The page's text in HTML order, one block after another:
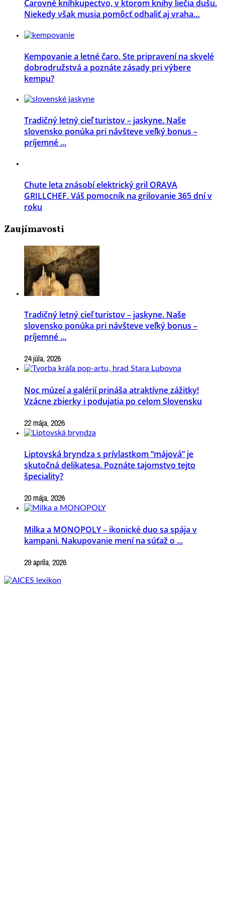
Čarovné kníhkupectvo, v ktorom knihy liečia dušu.
Niekedy však musia pomôcť odhaliť aj vraha…
Kempovanie a letné čaro. Ste pripravení na skvelé
dobrodružstvá a poznáte zásady pri výbere
kempu?
Tradičný letný cieľ turistov – jaskyne. Naše
slovensko ponúka pri návšteve veľký bonus –
príjemné ...
Chute leta znásobí elektrický gril ORAVA
GRILLCHEF. Váš pomocník na grilovanie 365 dní v
roku
Zaujímavosti
Tradičný letný cieľ turistov – jaskyne. Naše
slovensko ponúka pri návšteve veľký bonus –
príjemné ...
24 júla, 2026
Noc múzeí a galérií prináša atraktívne zážitky!
Vzácne zbierky i podujatia po celom Slovensku
22 mája, 2026
Liptovská bryndza s prívlastkom “májová” je
skutočná delikatesa. Poznáte tajomstvo tejto
špeciality?
20 mája, 2026
Milka a MONOPOLY – ikonické duo sa spája v
kampani. Nakupovanie mení na súťaž o ...
29 apríla, 2026